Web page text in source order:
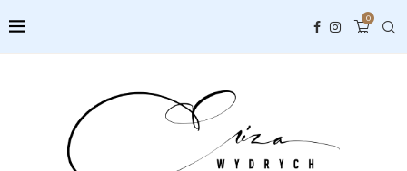
0